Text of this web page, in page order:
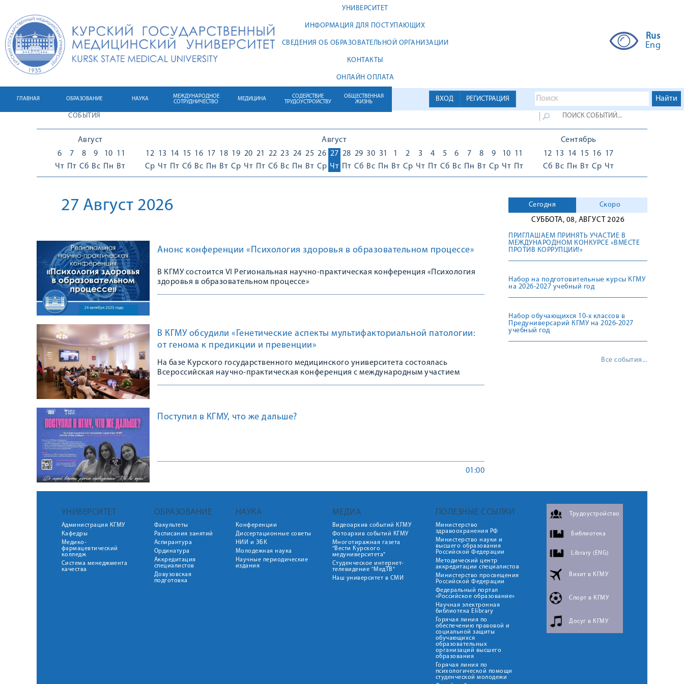
УНИВЕРСИТЕТ
ИНФОРМАЦИЯ ДЛЯ ПОСТУПАЮЩИХ
СВЕДЕНИЯ ОБ ОБРАЗОВАТЕЛЬНОЙ ОРГАНИЗАЦИИ
КОНТАКТЫ
ОНЛАЙН ОПЛАТА
Rus
Eng
ВХОД РЕГИСТРАЦИЯ
ГЛАВНАЯ ОБРАЗОВАНИЕ НАУКА
МЕЖДУНАРОДНОЕ
СОТРУДНИЧЕСТВО
МЕДИЦИНА
СОДЕЙСТВИЕ
ТРУДОУСТРОЙСТВУ
ОБЩЕСТВЕННАЯ
ЖИЗНЬ
СОБЫТИЯ
Август
6
Чт
7
Пт
8
Сб
9
Вс
10
Пн
11
Вт
Август
12
Ср
13
Чт
14
Пт
15
Сб
16
Вс
17
Пн
18
Вт
19
Ср
20
Чт
21
Пт
22
Сб
23
Вс
24
Пн
25
Вт
26
Ср
27
Чт
28
Пт
29
Сб
30
Вс
31
Пн
1
Вт
2
Ср
3
Чт
4
Пт
5
Сб
6
Вс
7
Пн
8
Вт
9
Ср
10
Чт
11
Пт
Сентябрь
12
Сб
13
Вс
14
Пн
15
Вт
16
Ср
17
Чт
27 Август 2026
Анонс конференции «Психология здоровья в образовательном процессе»
В КГМУ состоится VI Региональная научно-практическая конференция «Психология
здоровья в образовательном процессе»
В КГМУ обсудили «Генетические аспекты мультифакториальной патологии:
от генома к предикции и превенции»
На базе Курского государственного медицинского университета состоялась
Всероссийская научно-практическая конференция с международным участием
Поступил в КГМУ, что же дальше?
01:00
Сегодня
Скоро
СУББОТА, 08, АВГУСТ 2026
ПРИГЛАШАЕМ ПРИНЯТЬ УЧАСТИЕ В
МЕЖДУНАРОДНОМ КОНКУРСЕ «ВМЕСТЕ
ПРОТИВ КОРРУПЦИИ!»
Набор на подготовительные курсы КГМУ
на 2026-2027 учебный год
Набор обучающихся 10-х классов в
Предуниверсарий КГМУ на 2026-2027
учебный год
Все события...
УНИВЕРСИТЕТ
Администрация КГМУ
Кафедры
Медико-
фармацевтический
колледж
Система менеджмента
качества
ОБРАЗОВАНИЕ
Факультеты
Расписания занятий
Аспирантура
Ординатура
Аккредитация
специалистов
Довузовская
подготовка
НАУКА
Конференции
Диссертационные советы
НИИ и ЭБК
Молодежная наука
Научные периодические
издания
МЕДИА
Видеоархив событий КГМУ
Фотоархив событий КГМУ
Многотиражная газета
"Вести Курского
медуниверситета"
Студенческое интернет-
телевидение "МедТВ"
Наш университет в СМИ
ПОЛЕЗНЫЕ ССЫЛКИ
Министерство
здравоохранения РФ
Министерство науки и
высшего образования
Российской Федерации
Методический центр
аккредитации специалистов
Министерство просвещения
Российской Федерации
Федеральный портал
«Российское образование»
Научная электронная
библиотека Elibrary
Горячая линия по
обеспечению правовой и
социальной защиты
обучающихся
образовательных
организаций высшего
образования
Горячая линия по
психологической помощи
студенческой молодежи
Трудоустройство
Библиотека
Library (ENG)
Визит в КГМУ
Спорт в КГМУ
Досуг в КГМУ